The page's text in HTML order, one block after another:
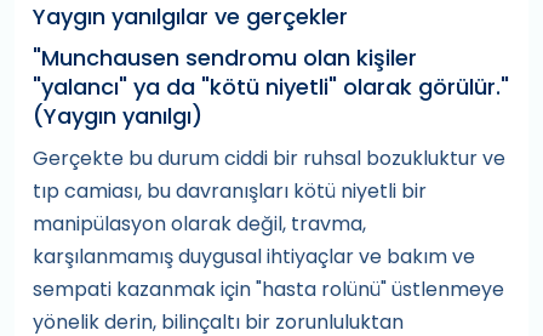
Yaygın yanılgılar ve gerçekler
"Munchausen sendromu olan kişiler
"yalancı" ya da "kötü niyetli" olarak görülür."
(Yaygın yanılgı)
Gerçekte bu durum ciddi bir ruhsal bozukluktur ve
tıp camiası, bu davranışları kötü niyetli bir
manipülasyon olarak değil, travma,
karşılanmamış duygusal ihtiyaçlar ve bakım ve
sempati kazanmak için "hasta rolünü" üstlenmeye
yönelik derin, bilinçaltı bir zorunluluktan